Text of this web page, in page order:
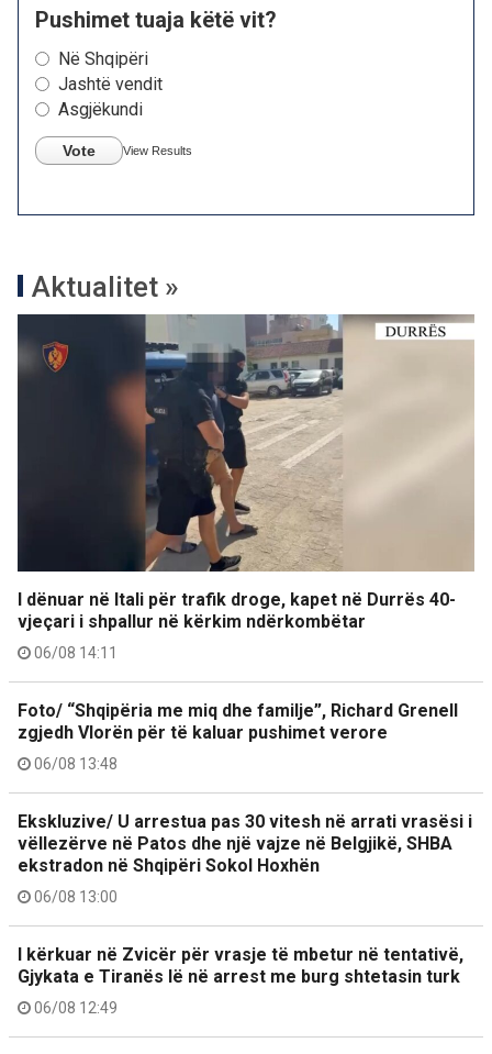
Pushimet tuaja këtë vit?
Në Shqipëri
Jashtë vendit
Asgjëkundi
Vote View Results
Aktualitet »
I dënuar në Itali për trafik droge, kapet në Durrës 40-
vjeçari i shpallur në kërkim ndërkombëtar
06/08 14:11
Foto/ “Shqipëria me miq dhe familje”, Richard Grenell
zgjedh Vlorën për të kaluar pushimet verore
06/08 13:48
Ekskluzive/ U arrestua pas 30 vitesh në arrati vrasësi i
vëllezërve në Patos dhe një vajze në Belgjikë, SHBA
ekstradon në Shqipëri Sokol Hoxhën
06/08 13:00
I kërkuar në Zvicër për vrasje të mbetur në tentativë,
Gjykata e Tiranës lë në arrest me burg shtetasin turk
06/08 12:49